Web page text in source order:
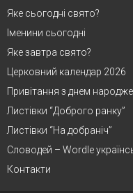
Яке сьогодні свято?
Іменини сьогодні
Яке завтра свято?
Церковний календар 2026
Привітання з днем
Листівки “Доброго ранку”
Листівки “На добраніч”
Словодей – Wordle
Контакти